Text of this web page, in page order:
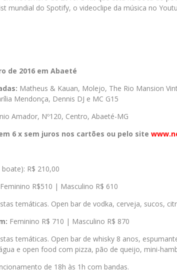
mundial do Spotify, o videoclipe da música no
de 2016 em Abaeté
Matheus & Kauan, Molejo, The Rio Mansion
Mendonça, Dennis DJ e MC G15
Amador, Nº120, Centro, Abaeté-MG
6 x sem juros nos cartões ou pelo site
R$ 210,00
Feminino R$510 | Masculino R$ 610
temáticas. Open bar de vodka, cerveja, sucos,
Feminino R$ 710 | Masculino R$ 870
temáticas. Open bar de whisky 8 anos,
e open food com pizza, pão de queijo, mini-
de 18h às 1h com bandas.